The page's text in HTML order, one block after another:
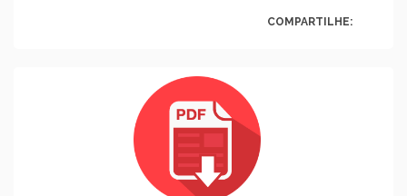
COMPARTILHE: